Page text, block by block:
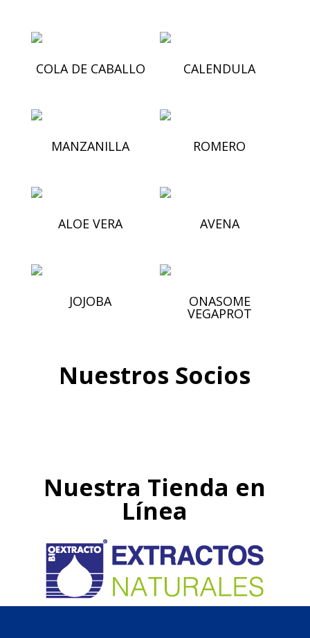
COLA DE CABALLO CALENDULA
MANZANILLA ROMERO
ALOE VERA AVENA
JOJOBA ONASOME
VEGAPROT
Nuestros Socios
Nuestra Tienda en
Línea